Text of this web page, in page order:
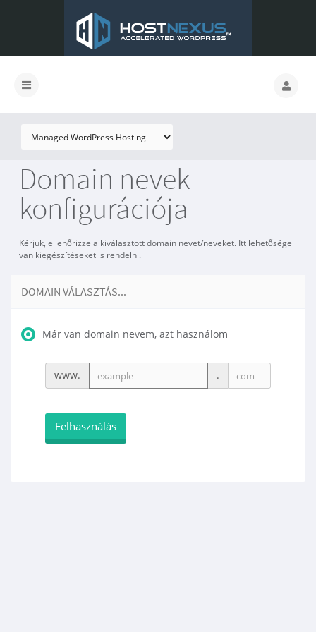
Domain nevek
konfigurációja
Kérjük, ellenőrizze a kiválasztott domain nevet/neveket. Itt lehetősége
van kiegészítéseket is rendelni.
DOMAIN VÁLASZTÁS...
Már van domain nevem, azt használom
www. .
Felhasználás